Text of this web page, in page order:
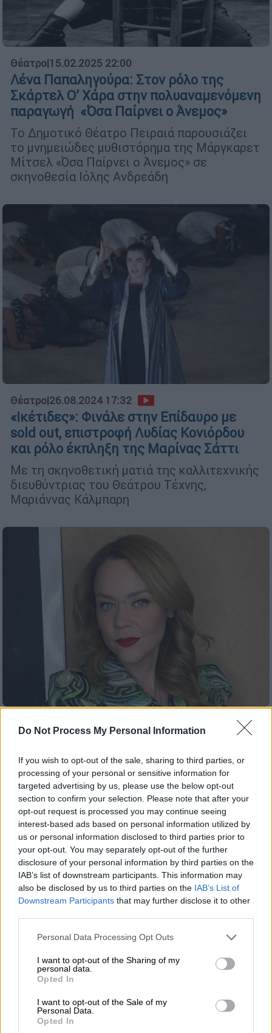
Do Not Process My Personal Information
If you wish to opt-out of the sale, sharing to third parties, or
processing of your personal or sensitive information for
targeted advertising by us, please use the below opt-out
section to confirm your selection. Please note that after your
opt-out request is processed you may continue seeing
interest-based ads based on personal information utilized by
us or personal information disclosed to third parties prior to
your opt-out. You may separately opt-out of the further
disclosure of your personal information by third parties on the
IAB’s list of downstream participants. This information may
also be disclosed by us to third parties on the IAB’s List of
Downstream Participants that may further disclose it to other
Please note that this website/app uses one or more Google
not limited to your visit or usage behaviour. You may click to
grant or deny consent to Google and its third-party tags to
use your data for below specified purposes in below Google
consent section.
Personal Data Processing Opt Outs
I want to opt-out of the Sharing of my
personal data.
Opted In
I want to opt-out of the Sale of my
Personal Data.
Opted In
Θέατρο|15.02.2025 22:00
Λένα Παπαληγούρα: Στον ρόλο της
Σκάρτελ Ο’ Χάρα στην πολυαναμενόμενη
παραγωγή «Όσα Παίρνει ο Άνεμος»
Το Δημοτικό Θέατρο Πειραιά παρουσιάζει
το μνημειώδες μυθιστόρημα της Μάργκαρετ
Μίτσελ «Όσα Παίρνει ο Άνεμος» σε
σκηνοθεσία Ιόλης Ανδρεάδη
Θέατρο|26.08.2024 17:32
«Ικέτιδες»: Φινάλε στην Επίδαυρο με
sold out, επιστροφή Λυδίας Κονιόρδου
και ρόλο έκπληξη της Μαρίνας Σάττι
Με τη σκηνοθετική ματιά της καλλιτεχνικής
διευθύντριας του Θεάτρου Τέχνης,
Μαριάννας Κάλμπαρη
Lifestyle |18.07.2024 10:30
Λένα Παπαληγούρα για τις
γυναικοκτονίες: «Το να ζεις ούσα
γυναίκα στην Ελλάδα είναι επίτευμα»
Απάντησε για το αν η ίδια έχει δεχθεί μέχρι
τώρα κάποιου είδους κακοποίηση